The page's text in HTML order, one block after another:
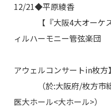
12/21◆平原綾香
【『大阪4大オーケス
ィルハーモニー管弦楽団
アウェルコンサートin枚方】
（於:大阪府/枚方市総
医大ホール<大ホール>）